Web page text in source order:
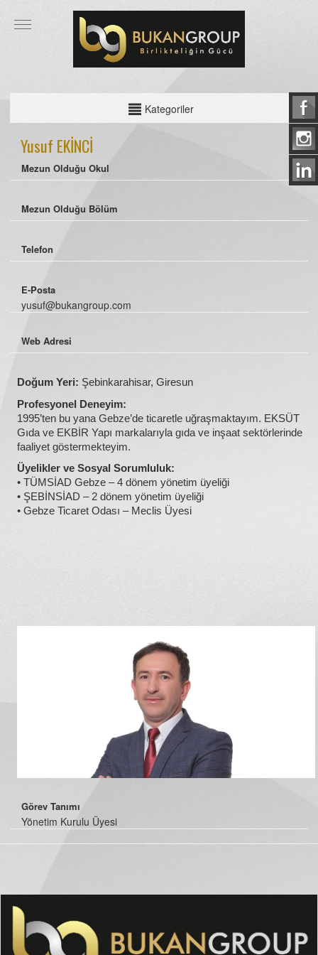
İcra Kurulu
Kategoriler
Yusuf EKİNCİ
Mezun Olduğu Okul
Mezun Olduğu Bölüm
Telefon
E-Posta
yusuf@bukangroup.com
Web Adresi
Doğum Yeri: Şebinkarahisar, Giresun
Profesyonel Deneyim:
1995’ten bu yana Gebze’de ticaretle uğraşmaktayım. EKSÜT
Gıda ve EKBİR Yapı markalarıyla gıda ve inşaat sektörlerinde
faaliyet göstermekteyim.
Üyelikler ve Sosyal Sorumluluk:
• TÜMSİAD Gebze – 4 dönem yönetim üyeliği
• ŞEBİNSİAD – 2 dönem yönetim üyeliği
• Gebze Ticaret Odası – Meclis Üyesi
Görev Tanımı
Yönetim Kurulu Üyesi